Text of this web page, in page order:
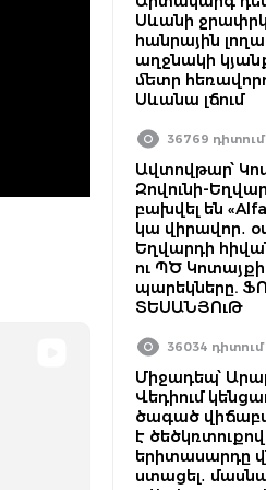
Սևանի
հանրային
աղջնակի
մետր
Սևանա լճում
36769 դիտում
Ավտովթար՝
Զովունի-
բախվել են
կա վիրավոր․
Եղվարդի
ու ՊԾ
պարեկները.
ՏԵՍԱՆՅՈւԹ
36034 դիտում
Միջադեպ՝
Վեդիում
ծագած
է
երիտասարդը
ստացել․